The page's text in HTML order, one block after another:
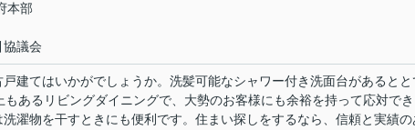
本部
協議会
建てはいかがでしょうか。洗髪可能なシャワー付き洗面台があるとと
あるリビングダイニングで、大勢のお客様にも余裕を持って応対で
濯物を干すときにも便利です。住まい探しをするなら、信頼と実績の